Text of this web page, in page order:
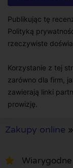
Publikując tę
Polityką
rzeczywiste
Korzystanie z tej
zarówno dla firm,
zawierają linki
prowizję.
Zakupy online »